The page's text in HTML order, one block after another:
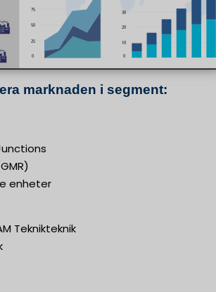
marknaden i segment:
enheter
Teknikteknik